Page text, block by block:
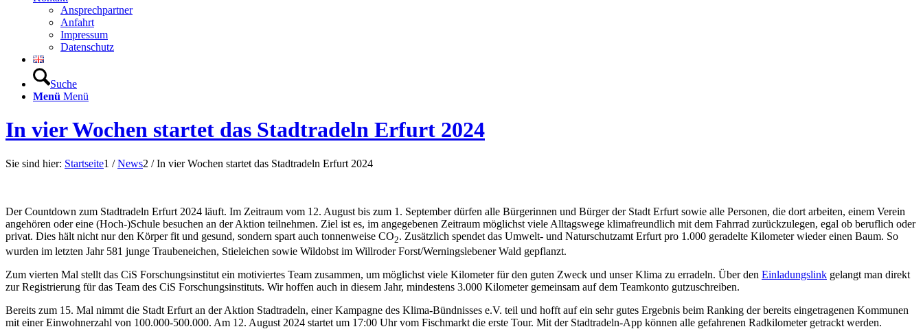
Ansprechpartner
Anfahrt
Impressum
Datenschutz
Suche
Menü Menü
In vier Wochen startet das Stadtradeln Erfurt 2024
Sie sind hier: Startseite1 / News2 / In vier Wochen startet das Stadtradeln Erfurt 2024
Der Countdown zum Stadtradeln Erfurt 2024 läuft. Im Zeitraum vom 12. August bis zum 1. September dürfen alle Bürgerinnen und Bürger der Stadt Erfurt sowie alle Personen, die dort arbeiten, einem Verein
angehören oder eine (Hoch-)Schule besuchen an der Aktion teilnehmen. Ziel ist es, im angegebenen Zeitraum möglichst viele Alltagswege klimafreundlich mit dem Fahrrad zurückzulegen, egal ob beruflich oder
privat. Dies hält nicht nur den Körper fit und gesund, sondern spart auch tonnenweise CO2. Zusätzlich spendet das Umwelt- und Naturschutzamt Erfurt pro 1.000 geradelte Kilometer wieder einen Baum. So
wurden im letzten Jahr 581 junge Traubeneichen, Stieleichen sowie Wildobst im Willroder Forst/Werningslebener Wald gepflanzt.
Zum vierten Mal stellt das CiS Forschungsinstitut ein motiviertes Team zusammen, um möglichst viele Kilometer für den guten Zweck und unser Klima zu erradeln. Über den Einladungslink gelangt man direkt
zur Registrierung für das Team des CiS Forschungsinstituts. Wir hoffen auch in diesem Jahr, mindestens 3.000 Kilometer gemeinsam auf dem Teamkonto gutzuschreiben.
Bereits zum 15. Mal nimmt die Stadt Erfurt an der Aktion Stadtradeln, einer Kampagne des Klima-Bündnisses e.V. teil und hofft auf ein sehr gutes Ergebnis beim Ranking der bereits eingetragenen Kommunen
mit einer Einwohnerzahl von 100.000-500.000. Am 12. August 2024 startet um 17:00 Uhr vom Fischmarkt die erste Tour. Mit der Stadtradeln-App können alle gefahrenen Radkilometer getrackt werden.